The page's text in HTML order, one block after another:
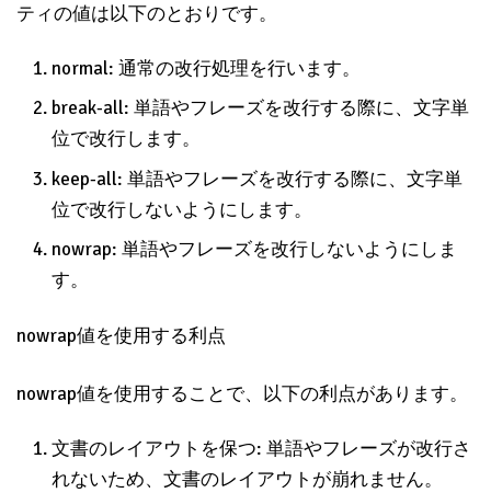
ティの値は以下のとおりです。
normal: 通常の改行処理を行います。
break-all: 単語やフレーズを改行する際に、文字単
位で改行します。
keep-all: 単語やフレーズを改行する際に、文字単
位で改行しないようにします。
nowrap: 単語やフレーズを改行しないようにしま
す。
nowrap値を使用する利点
nowrap値を使用することで、以下の利点があります。
文書のレイアウトを保つ: 単語やフレーズが改行さ
れないため、文書のレイアウトが崩れません。